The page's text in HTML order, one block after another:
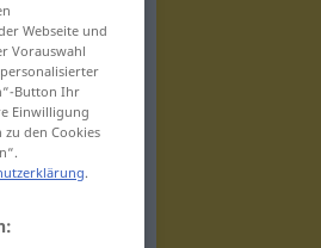
Webseite und
Vorauswahl
Button Ihr
Einwilligung
den Cookies
.